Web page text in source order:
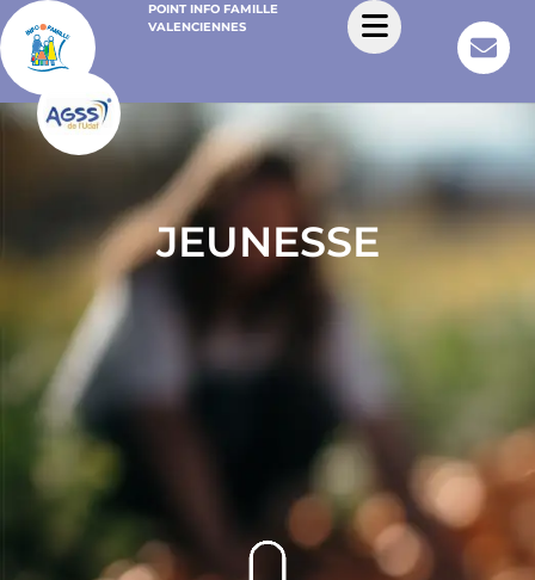
POINT INFO FAMILLE
VALENCIENNES
JEUNESSE